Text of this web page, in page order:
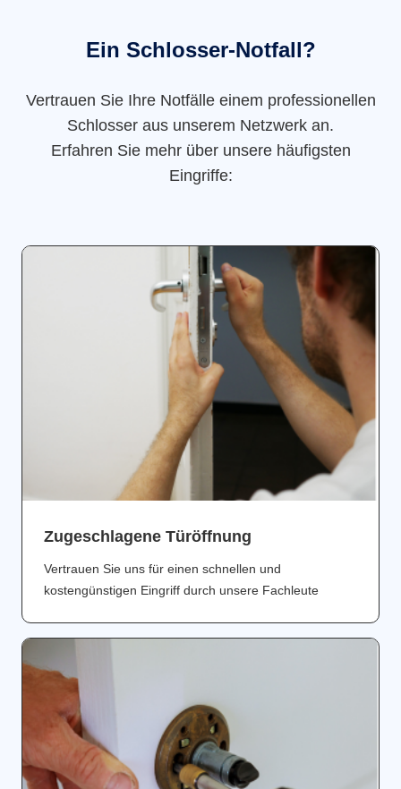
Ein Schlosser-Notfall?
Vertrauen Sie Ihre Notfälle einem professionellen
Schlosser aus unserem Netzwerk an.
Erfahren Sie mehr über unsere häufigsten
Eingriffe:
Zugeschlagene Türöffnung
Vertrauen Sie uns für einen schnellen und
kostengünstigen Eingriff durch unsere Fachleute